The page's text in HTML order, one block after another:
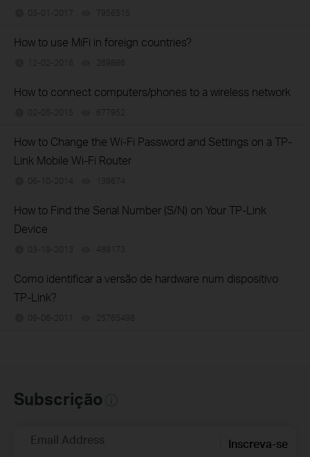
03-01-2017 7956515
How to use MiFi in foreign countries?
12-02-2016 269886
How to connect computers/phones to a wireless network
02-05-2015 677952
How to Change the Wi-Fi Password and Settings on a TP-
Link Mobile Wi-Fi Router
06-10-2014 139674
How to Find the Serial Number (S/N) on Your TP-Link
Device
03-19-2013 489173
Como identificar a versão de hardware num dispositivo
TP-Link?
09-06-2011 25765498
Subscrição
Email Address Inscreva-se